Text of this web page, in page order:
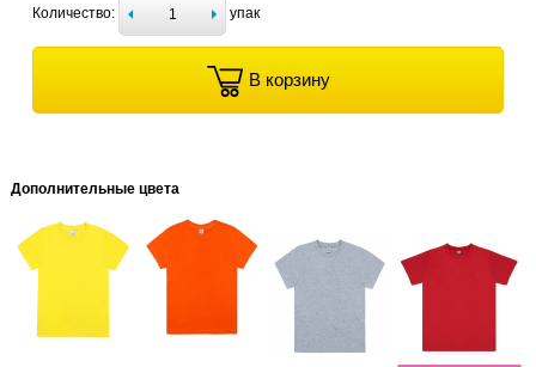
Количество: упак
В корзину
Дополнительные цвета